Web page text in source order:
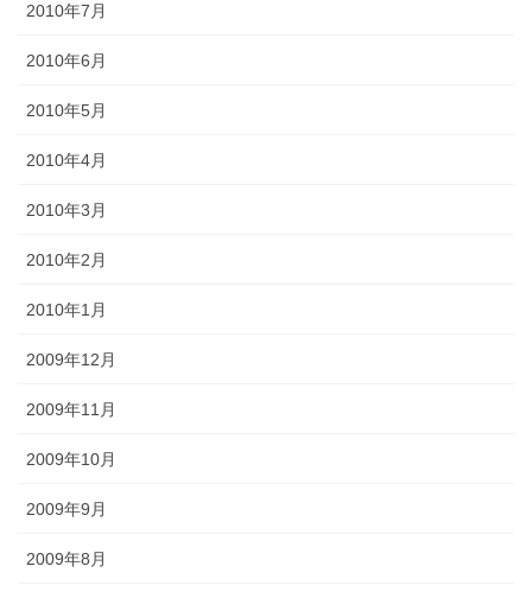
2010年7月
2010年6月
2010年5月
2010年4月
2010年3月
2010年2月
2010年1月
2009年12月
2009年11月
2009年10月
2009年9月
2009年8月